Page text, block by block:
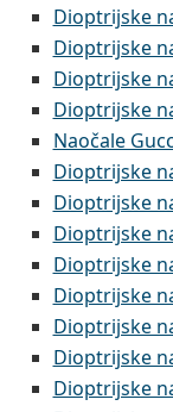
Dioptrijske
Dioptrijske
Dioptrijske
Dioptrijske
Naočale
Dioptrijske
Dioptrijske
Dioptrijske
Dioptrijske
Dioptrijske
Dioptrijske
Dioptrijske
Dioptrijske